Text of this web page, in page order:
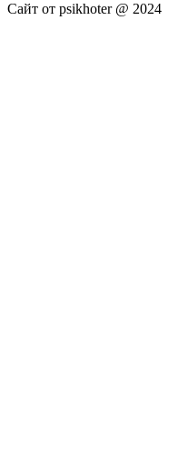
Сайт от psikhoter @ 2024